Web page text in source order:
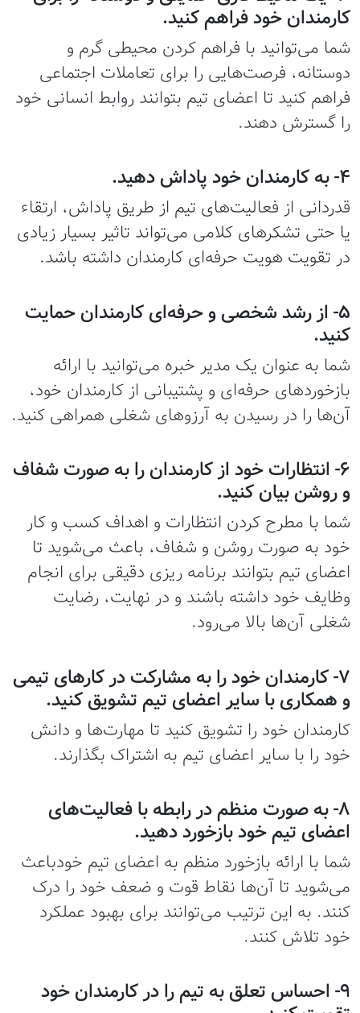
کارمندان خود فراهم کنید.
شما می‌توانید با فراهم کردن محیطی گرم و
دوستانه، فرصت‌هایی را برای تعاملات اجتماعی
فراهم کنید تا اعضای تیم بتوانند روابط انسانی خود
را گسترش دهند.
۴- به کارمندان خود پاداش دهید.
قدردانی از فعالیت‌های تیم از طریق پاداش، ارتقاء
یا حتی تشکرهای کلامی می‌تواند تاثیر بسیار زیادی
در تقویت هویت حرفه‌ای کارمندان داشته باشد.
۵- از رشد شخصی و حرفه‌ای کارمندان حمایت
کنید.
شما به عنوان یک مدیر خبره می‌توانید با ارائه
بازخوردهای حرفه‌ای و پشتیبانی از کارمندان خود،
آن‌ها را در رسیدن به آرزوهای شغلی همراهی کنید.
۶- انتظارات خود از کارمندان را به صورت شفاف
و روشن بیان کنید.
شما با مطرح کردن انتظارات و اهداف کسب و کار
خود به صورت روشن و شفاف، باعث می‌شوید تا
اعضای تیم بتوانند برنامه ریزی دقیقی برای انجام
وظایف خود داشته باشند و در نهایت، رضایت
شغلی آن‌ها بالا می‌رود.
۷- کارمندان خود را به مشارکت در کارهای تیمی
و همکاری با سایر اعضای تیم تشویق کنید.
کارمندان خود را تشویق کنید تا مهارت‌ها و دانش
خود را با سایر اعضای تیم به اشتراک بگذارند.
۸- به صورت منظم در رابطه با فعالیت‌های
اعضای تیم خود بازخورد دهید.
شما با ارائه بازخورد منظم به اعضای تیم خودباعث
می‌شوید تا آن‌ها نقاط قوت و ضعف خود را درک
کنند. به این ترتیب می‌توانند برای بهبود عملکرد
خود تلاش کنند.
۹- احساس تعلق به تیم را در کارمندان خود